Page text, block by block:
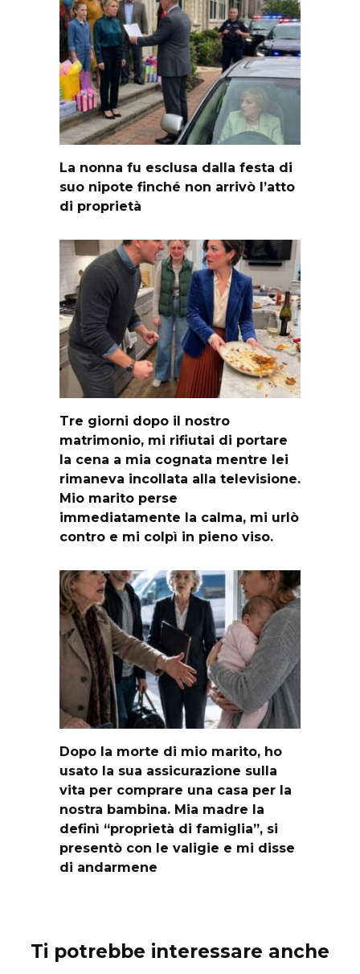
La nonna fu esclusa dalla festa di
suo nipote finché non arrivò l’atto
di proprietà
Tre giorni dopo il nostro
matrimonio, mi rifiutai di portare
la cena a mia cognata mentre lei
rimaneva incollata alla televisione.
Mio marito perse
immediatamente la calma, mi urlò
contro e mi colpì in pieno viso.
Dopo la morte di mio marito, ho
usato la sua assicurazione sulla
vita per comprare una casa per la
nostra bambina. Mia madre la
definì “proprietà di famiglia”, si
presentò con le valigie e mi disse
di andarmene
Ti potrebbe interessare anche